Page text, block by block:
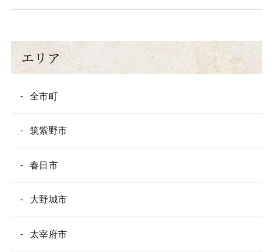
エリア
全市町
筑紫野市
春日市
大野城市
太宰府市